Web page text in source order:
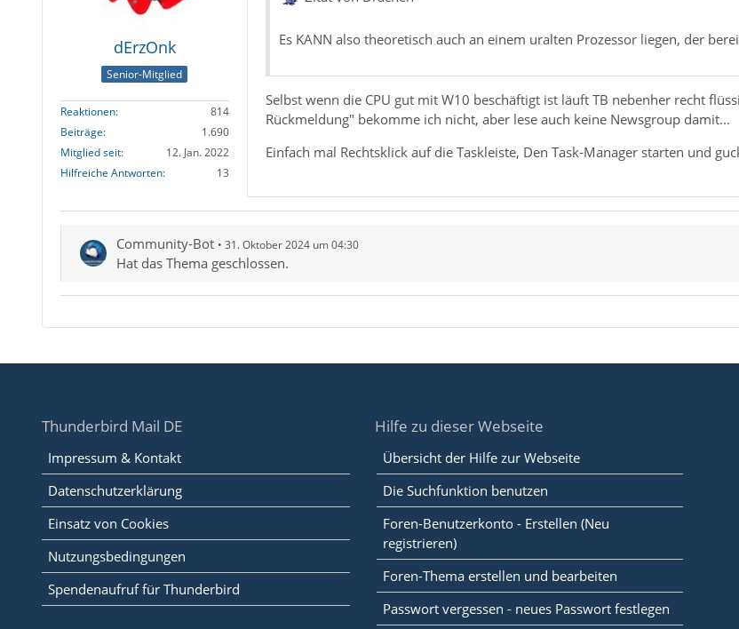
dErzOnk
Senior-Mitglied
Reaktionen
814
Beiträge
1.690
Mitglied seit
12. Jan. 2022
Hilfreiche Antworten
13
Es KANN also theoretisch auch an einem uralten Prozessor liegen, der
Selbst wenn die CPU gut mit W10 beschäftigt ist läuft TB nebenher recht
Rückmeldung" bekomme ich nicht, aber lese auch keine Newsgroup damit...
Einfach mal Rechtsklick auf die Taskleiste, Den Task-Manager starten und
Community-Bot 31. Oktober 2024 um 04:30
Hat das Thema geschlossen.
Thunderbird Mail DE
Impressum & Kontakt
Datenschutzerklärung
Einsatz von Cookies
Nutzungsbedingungen
Spendenaufruf für Thunderbird
Hilfe zu dieser Webseite
Übersicht der Hilfe zur Webseite
Die Suchfunktion benutzen
Foren-Benutzerkonto - Erstellen (Neu
registrieren)
Foren-Thema erstellen und bearbeiten
Passwort vergessen - neues Passwort festlegen